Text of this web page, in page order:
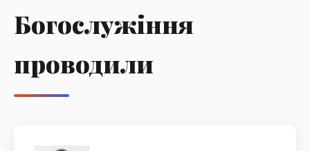
Богослужіння
проводили